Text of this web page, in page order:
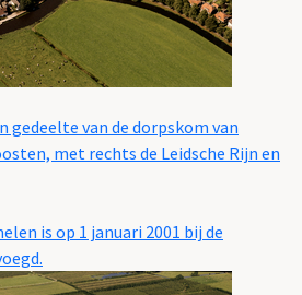
gedeelte van de dorpskom van
met rechts de Leidsche Rijn en
is op 1 januari 2001 bij de